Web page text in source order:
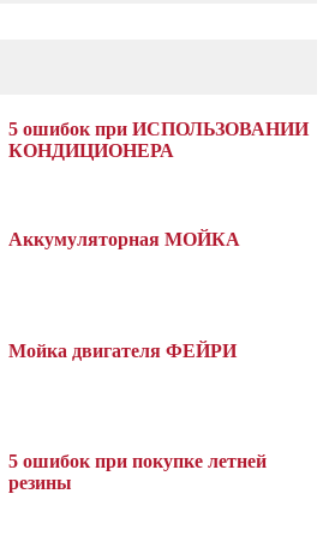
5 ошибок при ИСПОЛЬЗОВАНИИ
КОНДИЦИОНЕРА
Аккумуляторная МОЙКА
Мойка двигателя ФЕЙРИ
5 ошибок при покупке летней
резины